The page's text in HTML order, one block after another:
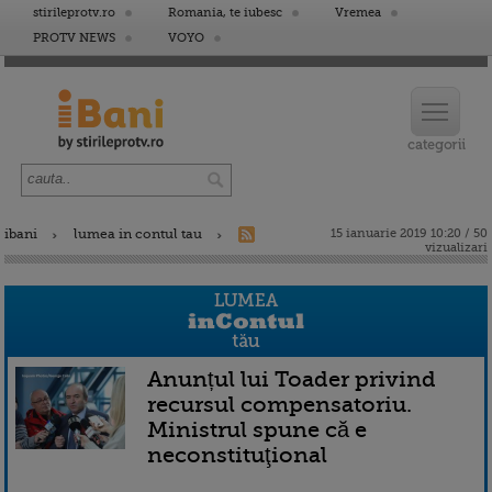
stirileprotv.ro Romania, te iubesc
Vremea
PROTV NEWS
VOYO
ibani lumea in contul tau
15 ianuarie 2019 10:20 / 50
vizualizari
Anunțul lui Toader privind
recursul compensatoriu.
Ministrul spune că e
neconstituţional